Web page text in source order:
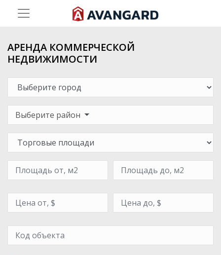
АРЕНДА КОММЕРЧЕСКОЙ
НЕДВИЖИМОСТИ
Выберите район